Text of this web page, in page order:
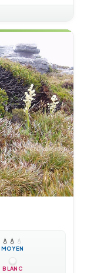
💧 💧 💧
MOYEN
BLANC